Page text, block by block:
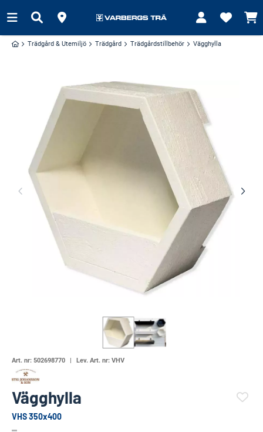
Trädgård & Utemiljö Trädgård Trädgårdstillbehör Vägghylla
Art. nr: 502698770 Lev. Art. nr: VHV
Vägghylla
VHS 350x400